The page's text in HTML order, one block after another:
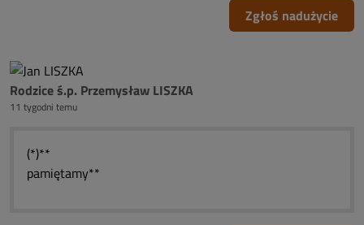
Zgłoś nadużycie
Rodzice ś.p. Przemysław LISZKA
11 tygodni temu
(*)**
pamiętamy**